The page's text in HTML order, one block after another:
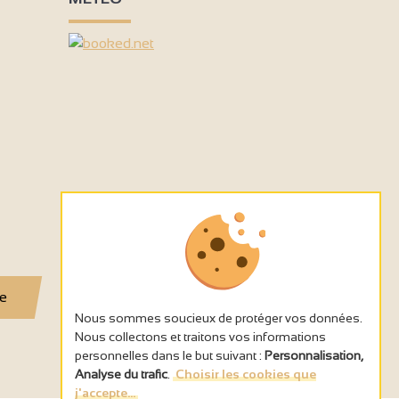
Nous sommes soucieux de protéger vos données.
Nous collectons et traitons vos informations
personnelles dans le but suivant : Personnalisation,
Analyse du trafic Choisir les cookies que
j'accepte...